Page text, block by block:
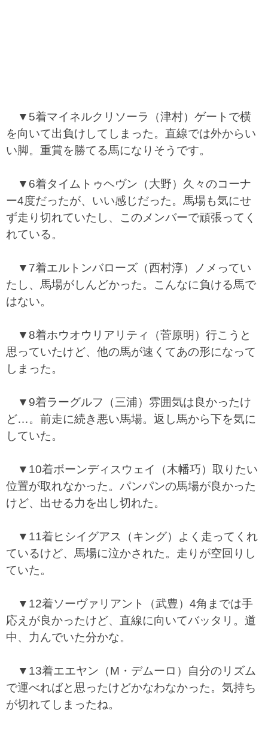
▼5着マイネルクリソーラ（津村）ゲートで横
を向いて出負けしてしまった。直線では外からい
い脚。重賞を勝てる馬になりそうです。
▼6着タイムトゥヘヴン（大野）久々のコーナ
ー4度だったが、いい感じだった。馬場も気にせ
ず走り切れていたし、このメンバーで頑張ってく
れている。
▼7着エルトンバローズ（西村淳）ノメってい
たし、馬場がしんどかった。こんなに負ける馬で
はない。
▼8着ホウオウリアリティ（菅原明）行こうと
思っていたけど、他の馬が速くてあの形になって
しまった。
▼9着ラーグルフ（三浦）雰囲気は良かったけ
ど…。前走に続き悪い馬場。返し馬から下を気に
していた。
▼10着ボーンディスウェイ（木幡巧）取りたい
位置が取れなかった。パンパンの馬場が良かった
けど、出せる力を出し切れた。
▼11着ヒシイグアス（キング）よく走ってくれ
ているけど、馬場に泣かされた。走りが空回りし
ていた。
▼12着ソーヴァリアント（武豊）4角までは手
応えが良かったけど、直線に向いてバッタリ。道
中、力んでいた分かな。
▼13着エエヤン（M・デムーロ）自分のリズム
で運べればと思ったけどかなわなかった。気持ち
が切れてしまったね。